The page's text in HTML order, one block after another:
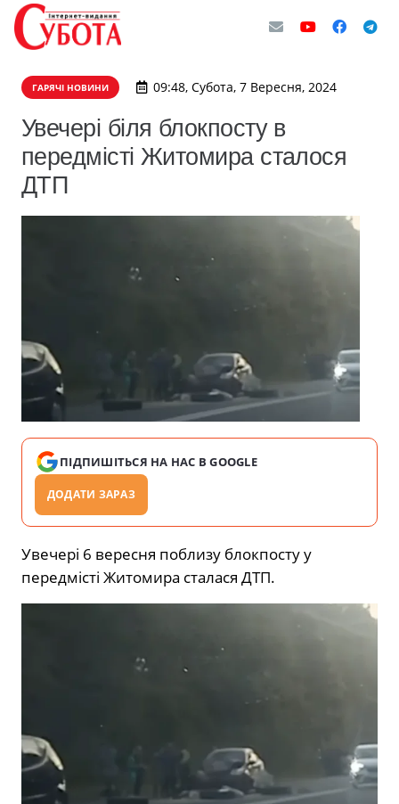
ГАРЯЧІ НОВИНИ 09:48, Субота, 7 Вересня, 2024
Увечері біля блокпосту в
передмісті Житомира сталося
ДТП
ПІДПИШІТЬСЯ НА НАС В GOOGLE
ДОДАТИ ЗАРАЗ
Увечері 6 вересня поблизу блокпосту у
передмісті Житомира сталася ДТП.